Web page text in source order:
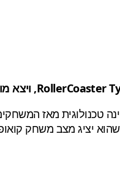
טכנולוגית מאז
יציג מצב משחק